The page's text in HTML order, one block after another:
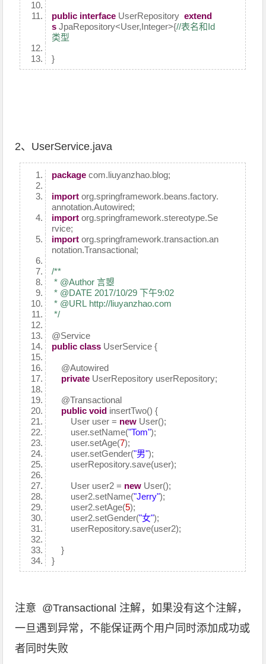
public interface UserRepositoryextend
s JpaRepository<User,Integer>{//表名和Id
类型
}
2、UserService.java
package com.liuyanzhao.blog;
import org.springframework.beans.factory.
annotation.Autowired;
import org.springframework.stereotype.Se
rvice;
import org.springframework.transaction.an
notation.Transactional;
/**
* @Author 言曌
* @DATE 2017/10/29 下午9:02
* @URL http://liuyanzhao.com
*/
@Service
public class UserService {
@Autowired
private UserRepository userRepository;
@Transactional
public void insertTwo() {
User user = new User();
user.setName("Tom");
user.setAge(7);
user.setGender("男");
userRepository.save(user);
User user2 = new User();
user2.setName("Jerry");
user2.setAge(5);
user2.setGender("女");
userRepository.save(user2);
}
}
注意 @Transactional 注解，如果没有这个注解，
一旦遇到异常，不能保证两个用户同时添加成功或
者同时失败